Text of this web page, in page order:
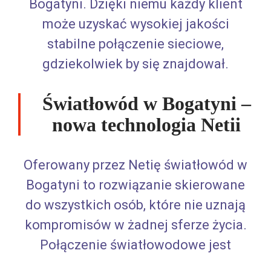
Bogatyni. Dzięki niemu każdy klient
może uzyskać wysokiej jakości
stabilne połączenie sieciowe,
gdziekolwiek by się znajdował.
Światłowód w Bogatyni –
nowa technologia Netii
Oferowany przez Netię światłowód w
Bogatyni to rozwiązanie skierowane
do wszystkich osób, które nie uznają
kompromisów w żadnej sferze życia.
Połączenie światłowodowe jest